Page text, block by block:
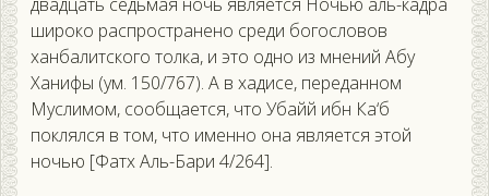
широко распространено среди богословов
ханбалитского толка, и это одно из мнений Абу
Ханифы (ум. 150/767). А в хадисе, переданном
Муслимом, сообщается, что Убайй ибн Ка‘б
поклялся в том, что именно она является этой
ночью [Фатх Аль-Бари 4/264].